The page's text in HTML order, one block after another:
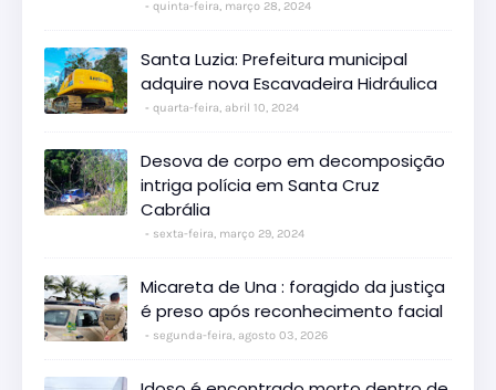
quinta-feira, março 28, 2024
Santa Luzia: Prefeitura municipal
adquire nova Escavadeira Hidráulica
quarta-feira, abril 10, 2024
Desova de corpo em decomposição
intriga polícia em Santa Cruz
Cabrália
sexta-feira, março 29, 2024
Micareta de Una : foragido da justiça
é preso após reconhecimento facial
segunda-feira, agosto 03, 2026